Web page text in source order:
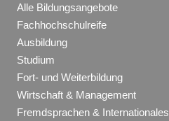
Alle Bildungsangebote
Fachhochschulreife
Ausbildung
Studium
Fort- und Weiterbildung
Wirtschaft & Management
Fremdsprachen & Internationales